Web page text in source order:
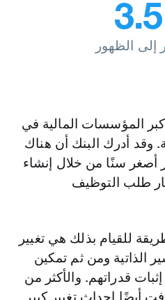
إلى الظهور
المؤسسات المالية في
وقد أدرك البنك أن هناك
سنًا من خلال إنشاء
طلب التوظيف
للقيام بذلك هي تغيير
الذاتية ومن ثم تمكين
قدراتهم. والأكثر من
أيضًا إحداث تغيير كبير